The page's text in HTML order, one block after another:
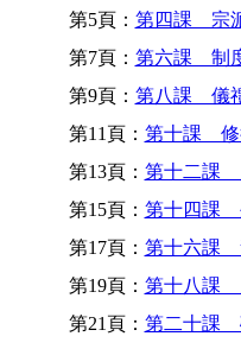
第5頁： 第四課 宗
第7頁： 第六課 制
第9頁： 第八課 儀
第11頁： 第十課 修
第13頁： 第十二課
第15頁： 第十四課
第17頁： 第十六課
第19頁： 第十八課
第21頁： 第二十課